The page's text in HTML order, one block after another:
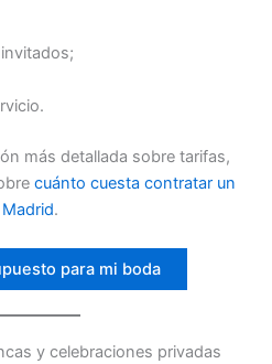
más detallada sobre tarifas,
cuánto cuesta contratar un
.
para mi boda
y celebraciones privadas